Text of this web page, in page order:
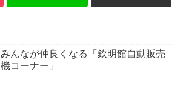
みんなが仲良くなる「欽明館自動販売
機コーナー」